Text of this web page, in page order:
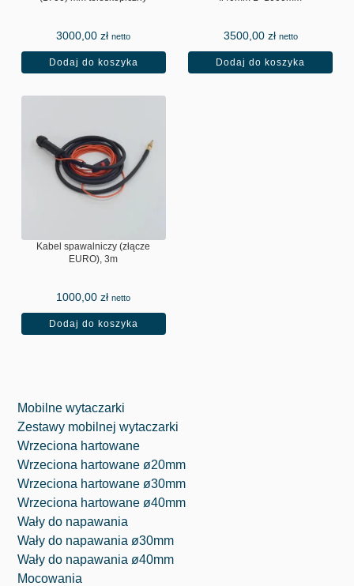
3000,00zł netto
Dodaj do koszyka
3500,00 zł netto
Dodaj do koszyka
Kabel spawalniczy (złącze
EURO), 3m
1000,00zł netto
Dodaj do koszyka
Mobilne wytaczarki
Zestawy mobilnej wytaczarki
Wrzeciona hartowane
Wrzeciona hartowane ø20mm
Wrzeciona hartowane ø30mm
Wrzeciona hartowane ø40mm
Wały do napawania
Wały do napawania ø30mm
Wały do napawania ø40mm
Mocowania